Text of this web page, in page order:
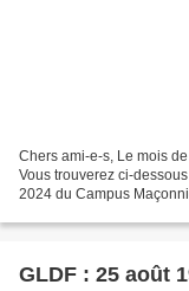
Chers ami-e-s, Le mois
Vous trouverez ci-
2024 du Campus
GLDF : 25 août